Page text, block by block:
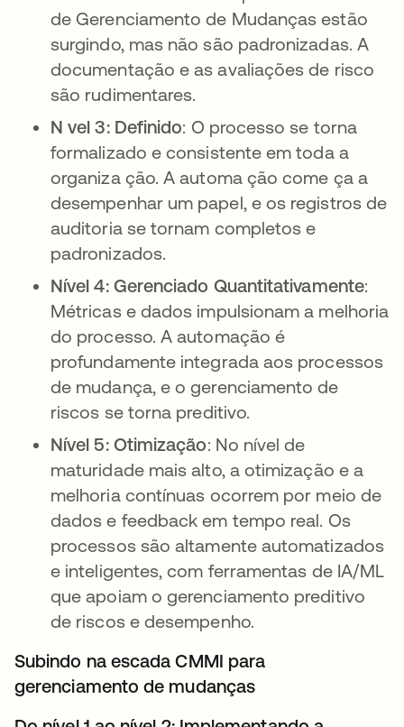
de Gerenciamento de Mudanças estão
surgindo, mas não são padronizadas. A
documentação e as avaliações de risco
são rudimentares.
N vel 3: Definido: O processo se torna
formalizado e consistente em toda a
organiza ção. A automa ção come ça a
desempenhar um papel, e os registros de
auditoria se tornam completos e
padronizados.
Nível 4: Gerenciado Quantitativamente:
Métricas e dados impulsionam a melhoria
do processo. A automação é
profundamente integrada aos processos
de mudança, e o gerenciamento de
riscos se torna preditivo.
Nível 5: Otimização: No nível de
maturidade mais alto, a otimização e a
melhoria contínuas ocorrem por meio de
dados e feedback em tempo real. Os
processos são altamente automatizados
e inteligentes, com ferramentas de IA/ML
que apoiam o gerenciamento preditivo
de riscos e desempenho.
Subindo na escada CMMI para
gerenciamento de mudanças